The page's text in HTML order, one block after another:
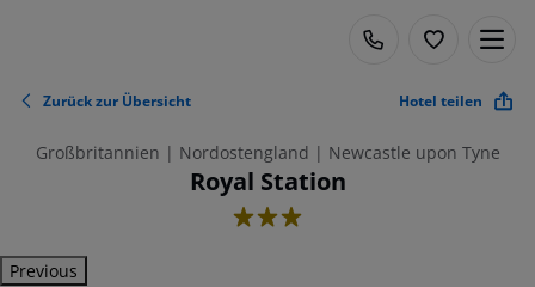
Zurück zur Übersicht Hotel teilen
Großbritannien | Nordostengland | Newcastle upon Tyne
Royal Station
3
Previous